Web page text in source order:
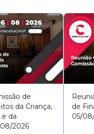
tornando-se a
causas que mais
pela defesa de
e dedicação à
ser acolhidas, dando
de
da Criança,
da
2026
de
05/